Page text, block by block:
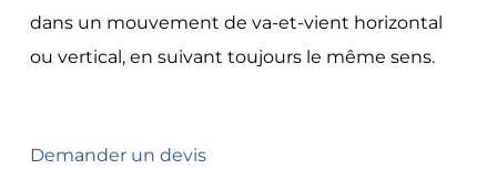
dans un mouvement de va-et-vient horizontal
ou vertical, en suivant toujours le même sens.
Demander un devis